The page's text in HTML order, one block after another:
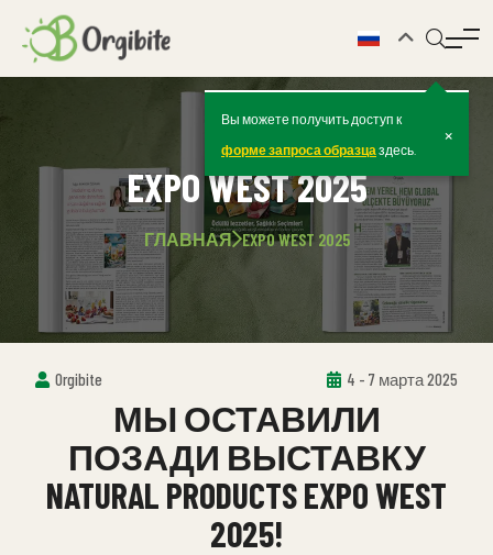
Вы можете получить доступ к
форме запроса образца здесь.
×
EXPO WEST 2025
ГЛАВНАЯ EXPO WEST 2025
Orgibite 4 - 7 марта 2025
МЫ ОСТАВИЛИ
ПОЗАДИ ВЫСТАВКУ
NATURAL PRODUCTS EXPO WEST
2025!